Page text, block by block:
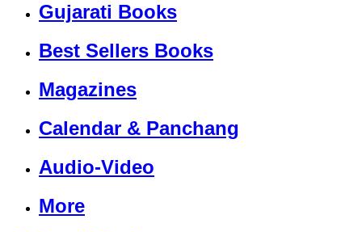
Gujarati Books
Best Sellers Books
Magazines
Calendar & Panchang
Audio-Video
More